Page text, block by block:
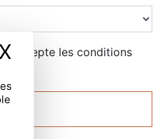
X Masquer le
j'accepte les conditions
**